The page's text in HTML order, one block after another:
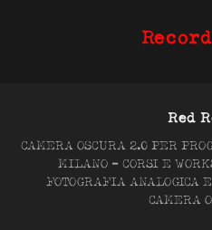
Red
CAMERA OSCURA 2.0 PER
MILANO ​​- CORSI E
FOTOGRAFIA ANALOGICA
CAMERA